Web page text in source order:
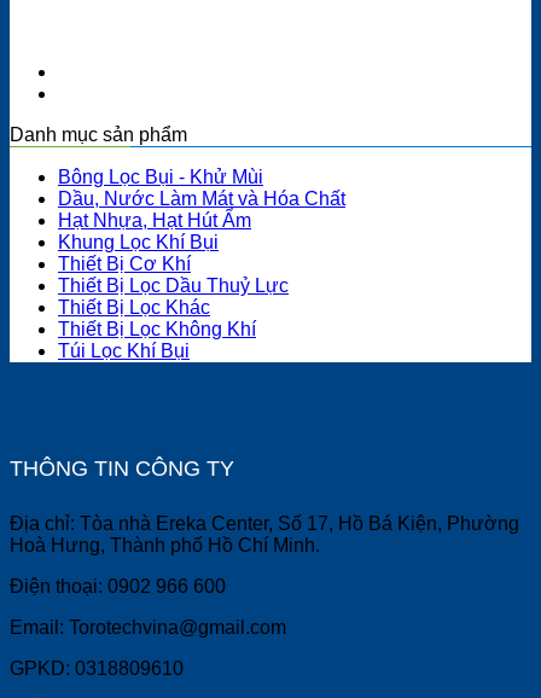
Danh mục sản phẩm
Bông Lọc Bụi - Khử Mùi
Dầu, Nước Làm Mát và Hóa Chất
Hạt Nhựa, Hạt Hút Ẩm
Khung Lọc Khí Bụi
Thiết Bị Cơ Khí
Thiết Bị Lọc Dầu Thuỷ Lực
Thiết Bị Lọc Khác
Thiết Bị Lọc Không Khí
Túi Lọc Khí Bụi
THÔNG TIN CÔNG TY
Địa chỉ: Tòa nhà Ereka Center, Số 17, Hồ Bá Kiện, Phường
Hoà Hưng, Thành phố Hồ Chí Minh.
Điện thoại: 0902 966 600
Email: Torotechvina@gmail.com
GPKD: 0318809610